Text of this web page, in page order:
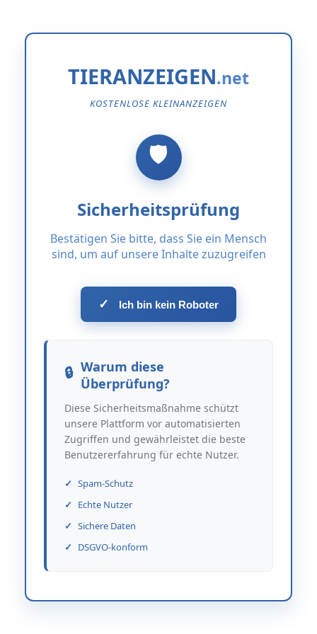
TIERANZEIGEN
KOSTENLOSE KLEINANZEIGEN
Sicherheitsprüfung
Bestätigen Sie bitte, dass Sie ein Mensch
sind, um auf unsere Inhalte zuzugreifen
✓ Ich bin kein Roboter
Warum diese
Überprüfung?
Diese Sicherheitsmaßnahme schützt
unsere Plattform vor automatisierten
Zugriffen und gewährleistet die beste
Benutzererfahrung für echte Nutzer.
Spam-Schutz
Echte Nutzer
Sichere Daten
DSGVO-konform